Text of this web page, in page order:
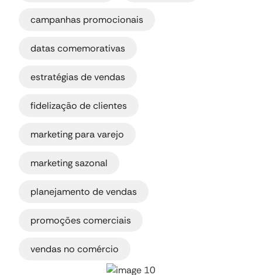
campanhas promocionais
datas comemorativas
estratégias de vendas
fidelização de clientes
marketing para varejo
marketing sazonal
planejamento de vendas
promoções comerciais
vendas no comércio